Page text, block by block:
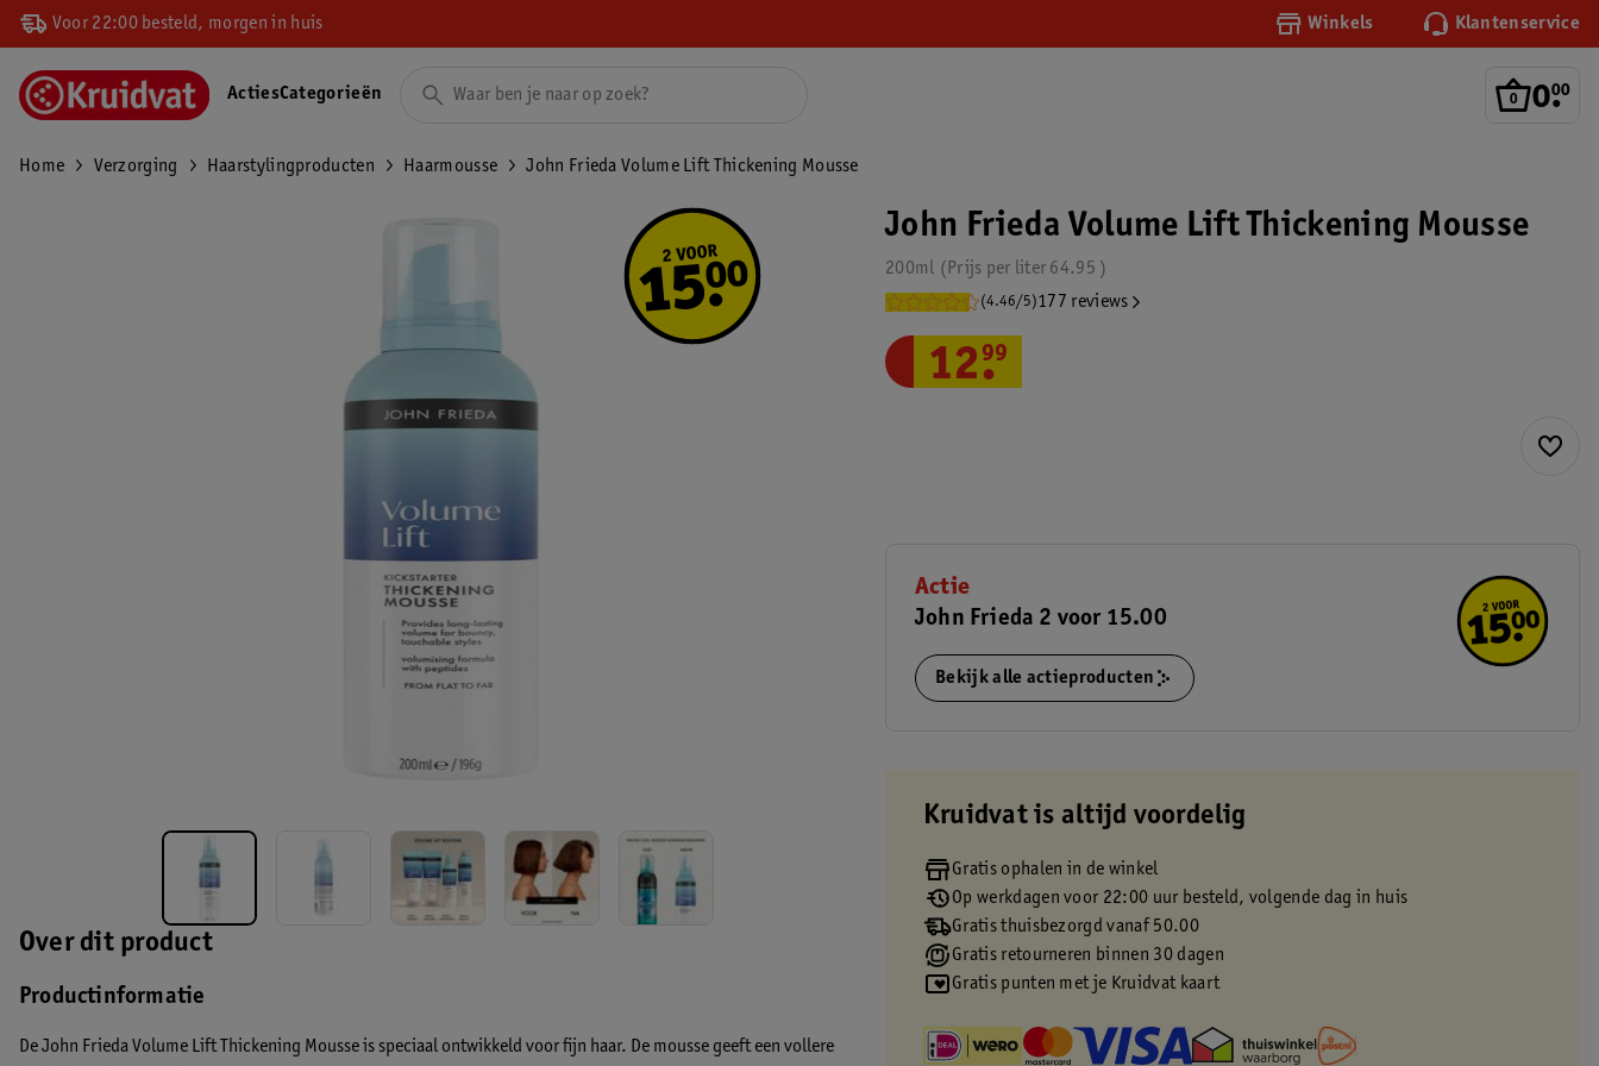
Voor 22:00 besteld, morgen in huis Winkels Klantenservice
0.
00
ActiesCategorieën
Home Verzorging Haarstylingproducten Haarmousse John Frieda Volume Lift Thickening Mousse
Over dit product
Productinformatie
De John Frieda Volume Lift Thickening Mousse is speciaal ontwikkeld voor fijn haar. De mousse geeft een vollere
John Frieda Volume Lift Thickening Mousse
200ml 64.95
Prijs per liter
(4.46/5)177 reviews
12.
99
Actie
John Frieda 2 voor 15.00
Bekijk alle actieproducten
Kruidvat is altijd voordelig
Gratis ophalen in de winkel
Op werkdagen voor 22:00 uur besteld, volgende dag in huis
Gratis thuisbezorgd vanaf 50.00
Gratis retourneren binnen 30 dagen
Gratis punten met je Kruidvat kaart